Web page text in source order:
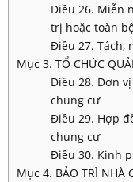
Điều 26. Miễn
trị hoặc toàn
Điều 27. Tách,
Mục 3. TỔ CHỨC
Điều 28. Đơn
chung cư
Điều 29. Hợp
chung cư
Điều 30. Kinh
Mục 4. BẢO TRÌ NHÀ